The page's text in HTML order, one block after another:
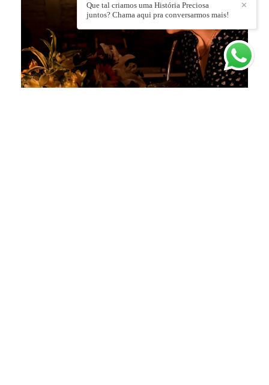
✕
Que tal criamos uma História Preciosa
juntos? Chama aqui pra conversarmos mais!